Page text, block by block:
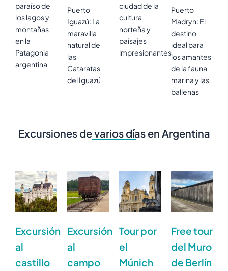
paraíso de
los lagos y
montañas
en la
Patagonia
argentina
Puerto
Iguazú: La
maravilla
natural de
las
Cataratas
del Iguazú
ciudad de la
cultura
norteña y
paisajes
impresionantes
Puerto
Madryn: El
destino
ideal para
los amantes
de la fauna
marina y las
ballenas
Excursiones de varios días en Argentina
Excursión
al
castillo
Excursión
al
campo
Tour por
el
Múnich
Free tour
del Muro
de Berlín